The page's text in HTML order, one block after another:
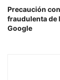
Precaución
fraudulenta de
Google